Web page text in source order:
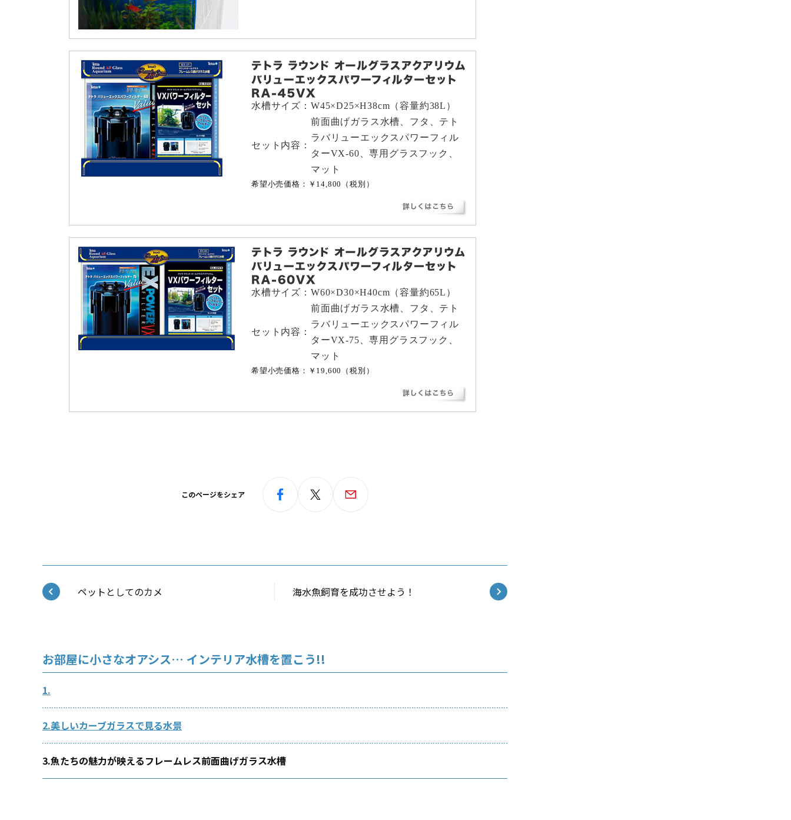
水槽サイズ： W45×D25×H38cm（容量約38L）
セット内容：
前面曲げガラス水槽、フタ、テト
ラバリューエックスパワーフィル
ターVX-60、専用グラスフック、
マット
希望小売価格：￥14,800（税別）
水槽サイズ： W60×D30×H40cm（容量約65L）
セット内容：
前面曲げガラス水槽、フタ、テト
ラバリューエックスパワーフィル
ターVX-75、専用グラスフック、
マット
希望小売価格：￥19,600（税別）
このページをシェア
ペットとしてのカメ 海水魚飼育を成功させよう！
お部屋に小さなオアシス… インテリア水槽を置こう!!
1.
2.美しいカーブガラスで見る水景
3.魚たちの魅力が映えるフレームレス前面曲げガラス水槽